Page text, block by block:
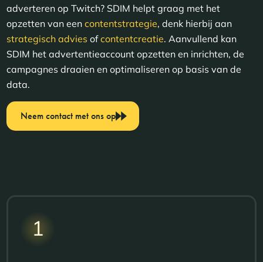
adverteren op Twitch? SDIM helpt graag met het
opzetten van eencontentstrategie, denk hierbij aan
strategisch advies ofcontentcreatie. Aanvullend kan
SDIM het advertentieaccount opzetten en inrichten, de
campagnes draaien en optimaliseren op basis van de
data.
Neem contact met ons op
1